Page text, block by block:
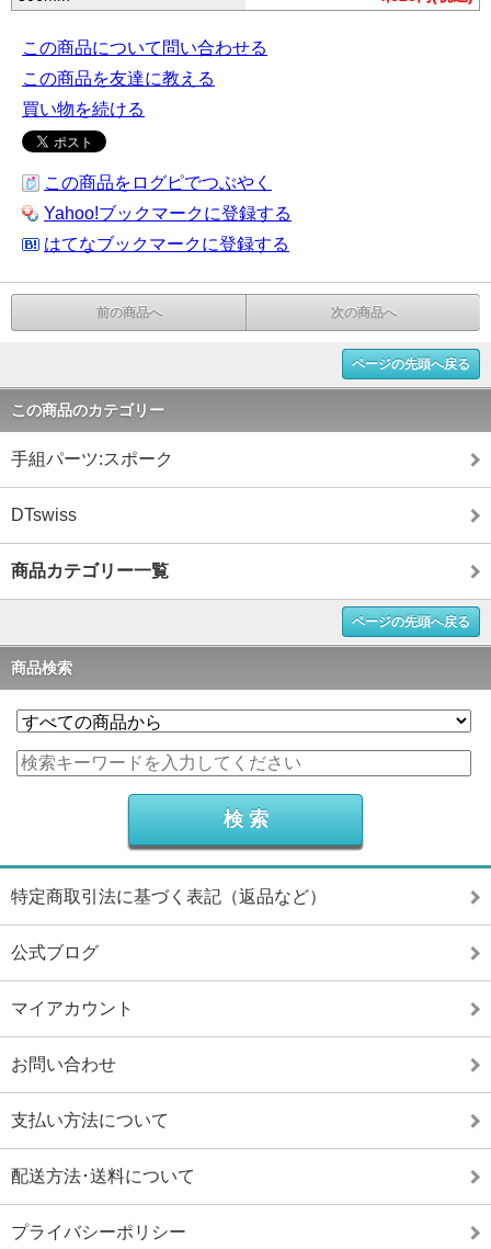
この商品について問い合わせる
この商品を友達に教える
買い物を続ける
この商品をログピでつぶやく
Yahoo!ブックマークに登録する
はてなブックマークに登録する
前の商品へ 次の商品へ
ページの先頭へ戻る
この商品のカテゴリー
手組パーツ:スポーク
DTswiss
商品カテゴリー一覧
ページの先頭へ戻る
商品検索
特定商取引法に基づく表記（返品など）
公式ブログ
マイアカウント
お問い合わせ
支払い方法について
配送方法･送料について
プライバシーポリシー